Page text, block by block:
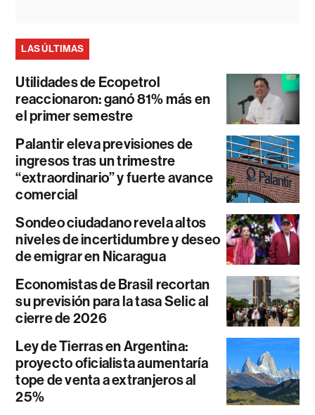
LAS ÚLTIMAS
Utilidades de Ecopetrol
reaccionaron: ganó 81% más en
el primer semestre
Palantir eleva previsiones de
ingresos tras un trimestre
“extraordinario” y fuerte avance
comercial
Sondeo ciudadano revela altos
niveles de incertidumbre y deseo
de emigrar en Nicaragua
Economistas de Brasil recortan
su previsión para la tasa Selic al
cierre de 2026
Ley de Tierras en Argentina:
proyecto oficialista aumentaría
tope de venta a extranjeros al
25%